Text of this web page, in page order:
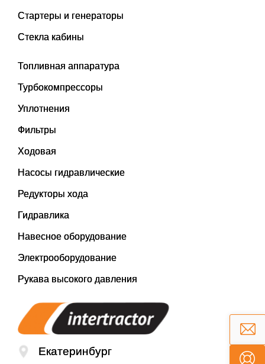
Стартеры и генераторы
Стекла кабины
Топливная аппаратура
Турбокомпрессоры
Уплотнения
Фильтры
Ходовая
Насосы гидравлические
Редукторы хода
Гидравлика
Навесное оборудование
Электрооборудование
Рукава высокого давления
Екатеринбург